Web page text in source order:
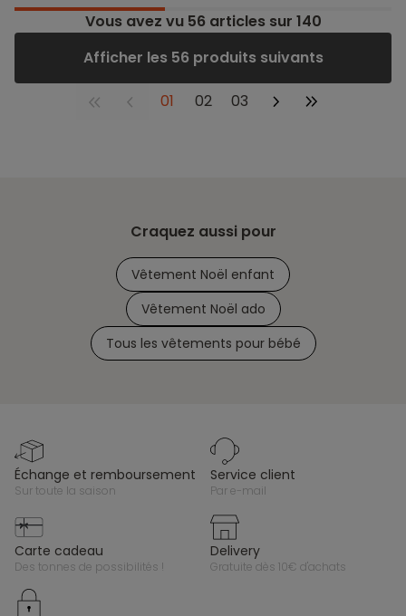
Vous avez vu 56articles sur 140
Afficher les 56 produits suivants
01 02 03
Craquez aussi pour
Vêtement Noël enfant
Vêtement Noël ado
Tous les vêtements pour bébé
échange et remboursement
sur toute la saison
service client
par e-mail
carte cadeau
des tonnes de possibilités !
delivery
gratuite dès 10€ d'achats